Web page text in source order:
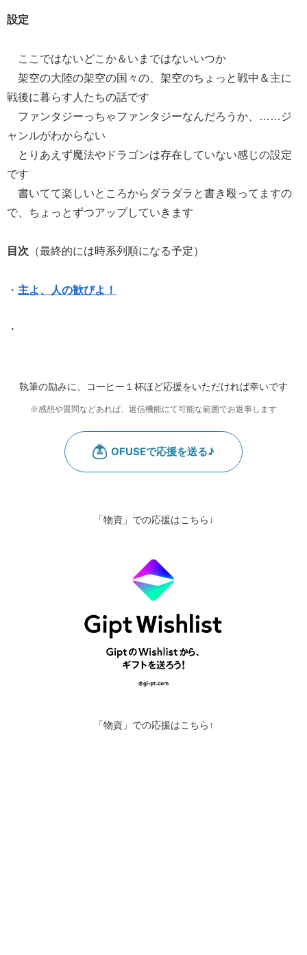
設定
ここではないどこか＆いまではないいつか
架空の大陸の架空の国々の、架空のちょっと戦中＆主に
戦後に暮らす人たちの話です
ファンタジーっちゃファンタジーなんだろうか、……ジ
ャンルがわからない
とりあえず魔法やドラゴンは存在していない感じの設定
です
書いてて楽しいところからダラダラと書き殴ってますの
で、ちょっとずつアップしていきます
目次 （最終的には時系列順になる予定）
・ 主よ、人の歓びよ！
・
執筆の励みに、コーヒー１杯ほど応援をいただければ幸いです
※感想や質問などあれば、返信機能にて可能な範囲でお返事します
「物資」での応援はこちら↓
「物資」での応援はこちら↑